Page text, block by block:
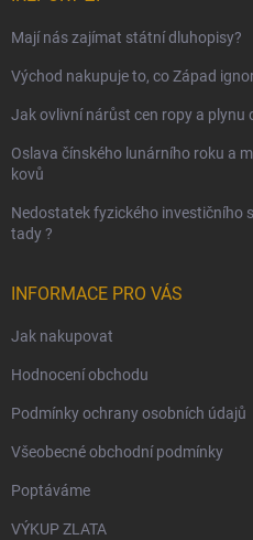
Mají nás zajímat státní dluhopisy?
Východ nakupuje to, co Západ
Jak ovlivní nárůst cen ropy a plynu
Oslava čínského lunárního roku a
kovů
Nedostatek fyzického investičního
tady ?
INFORMACE PRO VÁS
Jak nakupovat
Hodnocení obchodu
Podmínky ochrany osobních údajů
Všeobecné obchodní podmínky
Poptáváme
VÝKUP ZLATA